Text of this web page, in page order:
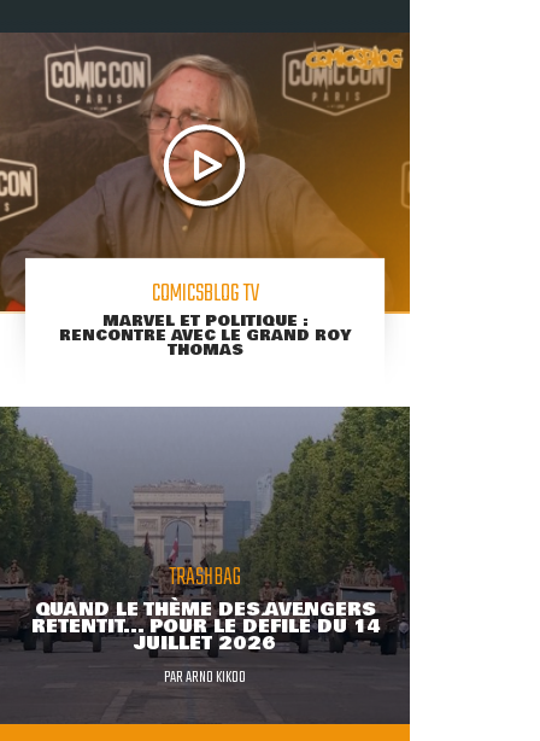
COMICSBLOG TV
MARVEL ET POLITIQUE :
RENCONTRE AVEC LE GRAND ROY
THOMAS
TRASHBAG
QUAND LE THÈME DES AVENGERS
RETENTIT... POUR LE DÉFILÉ DU 14
JUILLET 2026
PARARNO KIKOO